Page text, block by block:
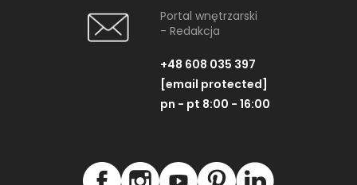
Portal wnętrzarski
- Redakcja
+48 608 035 397
[email protected]
pn - pt 8:00 - 16:00